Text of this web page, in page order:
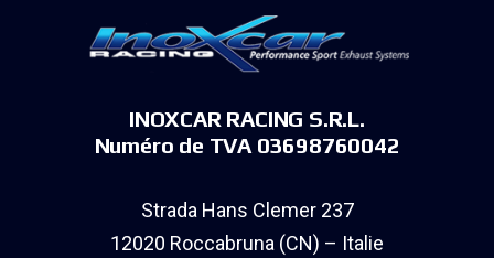
INOXCAR RACING S.R.L.
Numéro de TVA 03698760042
Strada Hans Clemer 237
12020 Roccabruna (CN) – Italie